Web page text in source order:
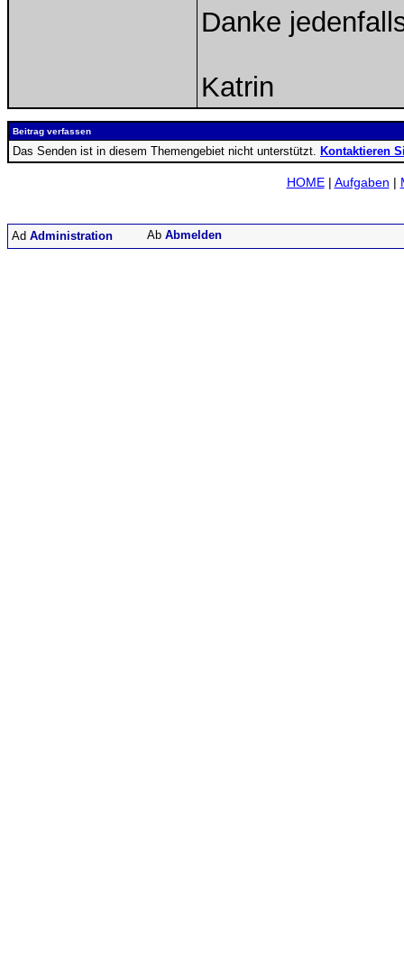
Danke
Katrin
Beitrag verfassen
Das Senden ist in diesem Themengebiet nicht unterstützt. Kontaktieren
HOME| Aufgaben |
Administration Abmelden